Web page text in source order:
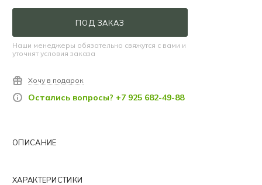
ПОД ЗАКАЗ
Наши менеджеры обязательно свяжутся с вами и
уточнят условия заказа
Хочу в подарок
Остались вопросы? +7 925 682-49-88
ОПИСАНИЕ
ХАРАКТЕРИСТИКИ